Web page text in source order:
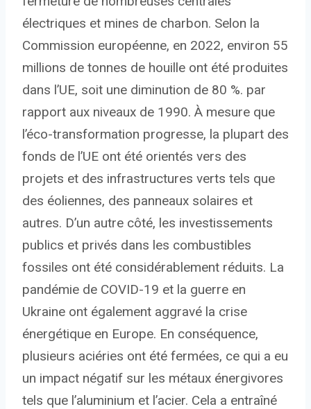
électriques et mines de charbon. Selon la
Commission européenne, en 2022, environ 55
millions de tonnes de houille ont été produites
dans l’UE, soit une diminution de 80 %. par
rapport aux niveaux de 1990. À mesure que
l’éco-transformation progresse, la plupart des
fonds de l’UE ont été orientés vers des
projets et des infrastructures verts tels que
des éoliennes, des panneaux solaires et
autres. D’un autre côté, les investissements
publics et privés dans les combustibles
fossiles ont été considérablement réduits. La
pandémie de COVID-19 et la guerre en
Ukraine ont également aggravé la crise
énergétique en Europe. En conséquence,
plusieurs aciéries ont été fermées, ce qui a eu
un impact négatif sur les métaux énergivores
tels que l’aluminium et l’acier. Cela a entraîné